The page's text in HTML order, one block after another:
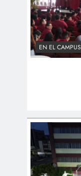
EN EL CAMPUS